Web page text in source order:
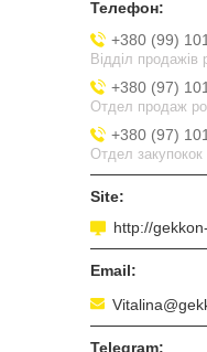
+380 (99)
Відділ продажів
+380 (97)
Отдел продаж
+380 (97)
Отдел закупокок
http://